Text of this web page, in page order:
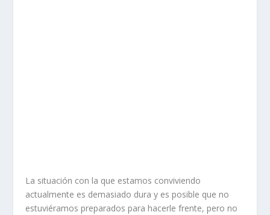
La situación con la que estamos conviviendo
actualmente es demasiado dura y es posible que no
estuviéramos preparados para hacerle frente, pero no